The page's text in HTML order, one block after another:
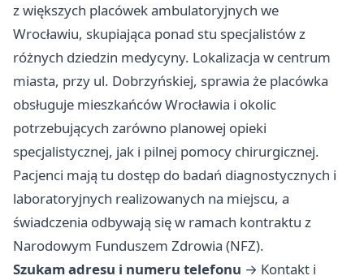
z większych placówek ambulatoryjnych we
Wrocławiu, skupiająca ponad stu specjalistów z
różnych dziedzin medycyny. Lokalizacja w centrum
miasta, przy ul. Dobrzyńskiej, sprawia że placówka
obsługuje mieszkańców Wrocławia i okolic
potrzebujących zarówno planowej opieki
specjalistycznej, jak i pilnej pomocy chirurgicznej.
Pacjenci mają tu dostęp do badań diagnostycznych i
laboratoryjnych realizowanych na miejscu, a
świadczenia odbywają się w ramach kontraktu z
Narodowym Funduszem Zdrowia (NFZ).
Szukam adresu i numeru telefonu → Kontakt i